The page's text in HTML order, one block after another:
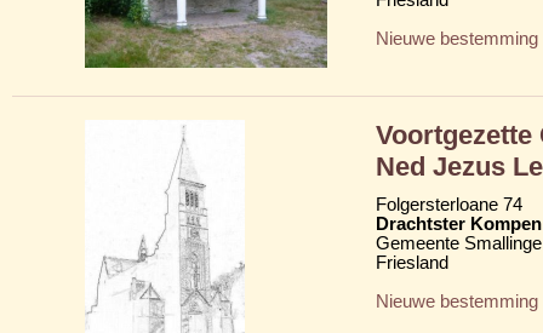
Nieuwe bestemming
Ned Jezus
Folgersterloane 74
Drachtster
Gemeente
Friesland
Nieuwe bestemming